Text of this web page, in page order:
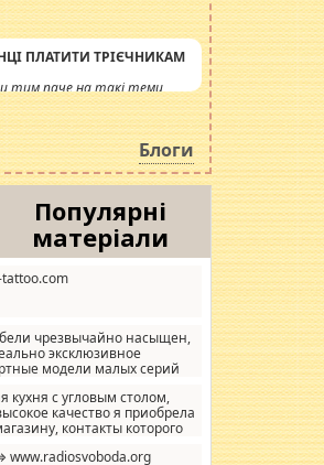
ПЛАТИТИ ТРІЄЧНИКАМ
тим паче на такі теми,
Обурюють сьогоднішні
стипендіального питання.
ще одна соціальна
Блоги
Популярні
матеріали
чрезвычайно насыщен,
эксклюзивное
модели малых серий
формы, в MebelOk,
- со вкусом все в порядке,
мебель, а это не
кухня с угловым столом,
качество я приобрела
контакты которого
www.radiosvoboda.org